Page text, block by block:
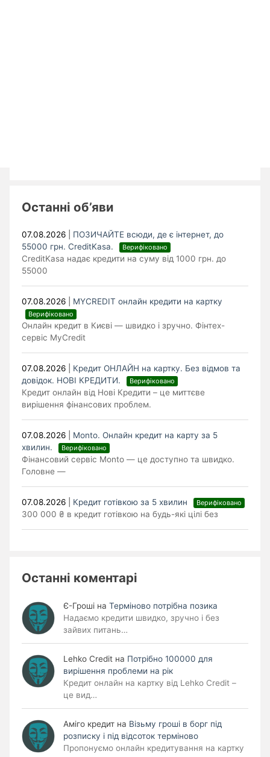
Останні об’яви
07.08.2026
ПОЗИЧАЙТЕ всюди, де є інтернет, до
55000 грн. CreditKasa.
Верифіковано
CreditKasa надає кредити на суму від 1000 грн. до
55000
07.08.2026 MYCREDIT онлайн кредити на картку
Верифіковано
Онлайн кредит в Києві — швидко і зручно. Фінтех-
сервіс MyCredit
07.08.2026
Кредит ОНЛАЙН на картку. Без відмов та
довідок. НОВІ КРЕДИТИ.
Верифіковано
Кредит онлайн від Нові Кредити – це миттєве
вирішення фінансових проблем.
07.08.2026
Monto. Онлайн кредит на карту за 5
хвилин.
Верифіковано
Фінансовий сервіс Monto — це доступно та швидко.
Головне —
07.08.2026 Кредит готівкою за 5 хвилин Верифіковано
300 000 ₴ в кредит готівкою на будь-які цілі без
Останні коментарі
Є-Гроші на Терміново потрібна позика
Надаємо кредити швидко, зручно і без
зайвих питань…
Lehko Сredit на Потрібно 100000 для
вирішення проблеми на рік
Кредит онлайн на картку від Lehko Credit –
це вид…
Аміго кредит на Візьму гроші в борг під
розписку і під відсоток терміново
Пропонуємо онлайн кредитування на картку